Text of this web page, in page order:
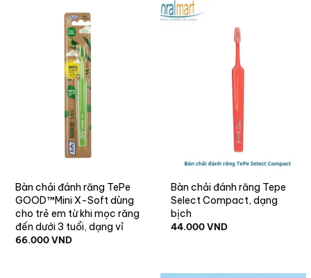
Bàn chải đánh răng TePe
GOOD™Mini X-Soft dùng
cho trẻ em từ khi mọc răng
đến dưới 3 tuổi, dạng vỉ
66.000VND
Bàn chải đánh răng Tepe
Select Compact, dạng
bịch
44.000VND